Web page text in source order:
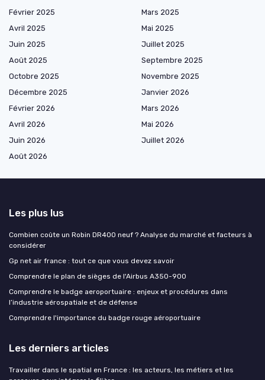
Février 2025
Mars 2025
Avril 2025
Mai 2025
Juin 2025
Juillet 2025
Août 2025
Septembre 2025
Octobre 2025
Novembre 2025
Décembre 2025
Janvier 2026
Février 2026
Mars 2026
Avril 2026
Mai 2026
Juin 2026
Juillet 2026
Août 2026
Les plus lus
Combien coûte un Robin DR400 neuf ? Analyse du marché et facteurs à
considérer
Gp net air france : tout ce que vous devez savoir
Comprendre le plan de sièges de l'Airbus A350-900
Comprendre le badge aeroportuaire : enjeux et procédures dans
l’industrie aérospatiale et de défense
Comprendre l'importance du badge rouge aéroportuaire
Les derniers articles
Travailler dans le spatial en France : les acteurs, les métiers et les